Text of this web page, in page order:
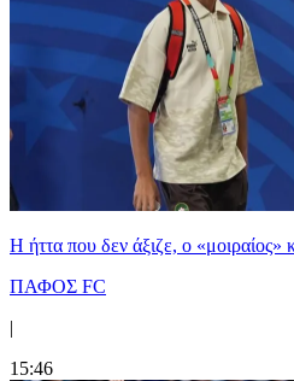
Η ήττα που δεν άξιζε, ο «μοιραίος»
ΠΑΦΟΣ FC
|
15:46